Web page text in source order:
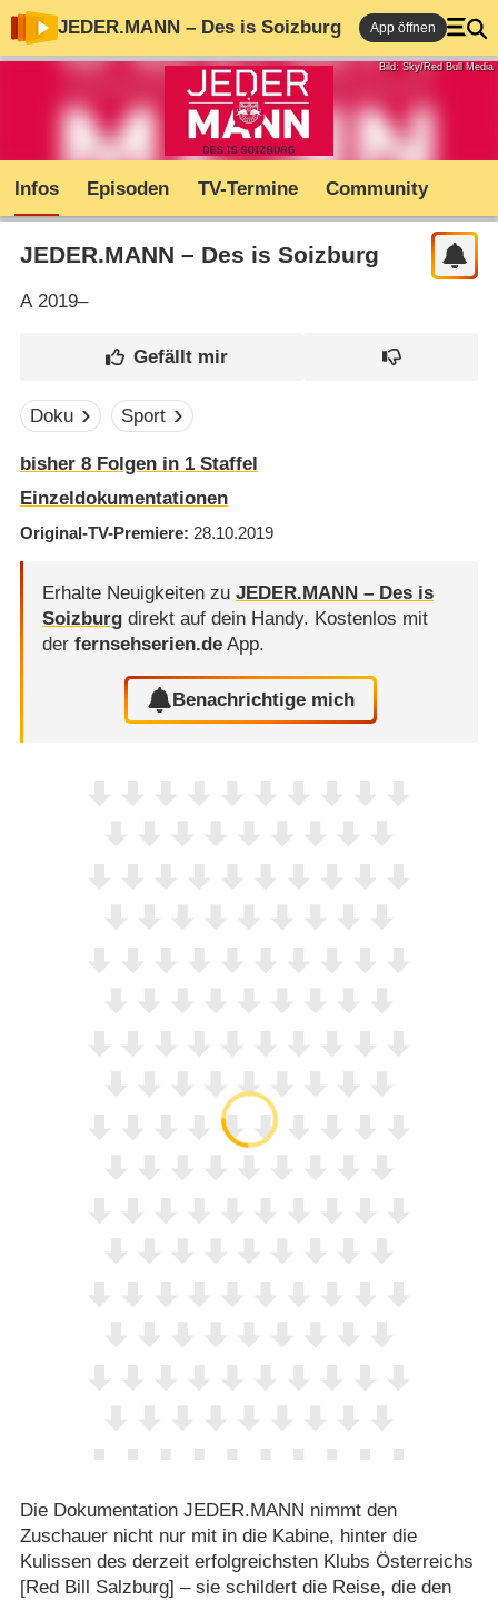
JEDER.MANN – Des is Soizburg App öffnen
Bild: Sky/Red Bull Media
Infos Episoden TV-Termine Community
JEDER.MANN – Des is Soizburg
A2019–
Doku Sport
bisher 8Folgen in 1Staffel
Einzeldokumentationen
Original-TV-Premiere 28.10.2019
Erhalte Neuigkeiten zu JEDER.MANN – Des is
Soizburgdirekt auf dein Handy. Kostenlos mit
der fernsehserien.deApp.
Benachrichtige mich
Die Dokumentation JEDER.MANN nimmt den
Zuschauer nicht nur mit in die Kabine, hinter die
Kulissen des derzeit erfolgreichsten Klubs Österreichs
[Red Bill Salzburg] – sie schildert die Reise, die den